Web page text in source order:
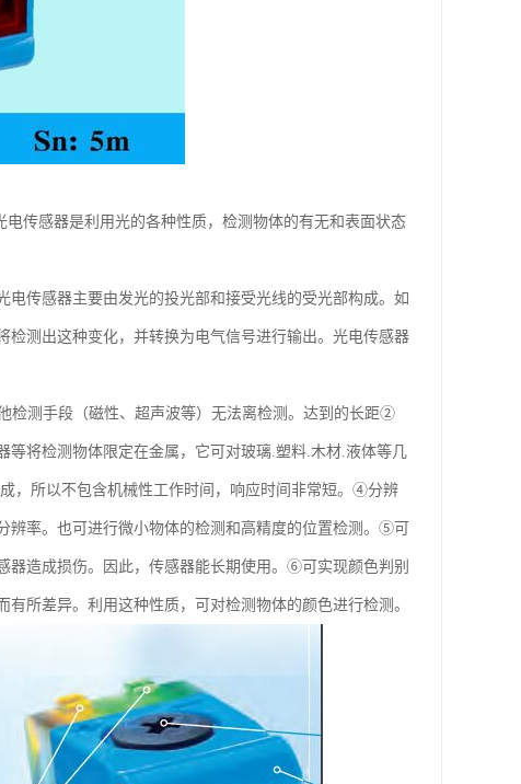
传感器是利用光的各种性质，检测物体的有无和表面状态
电传感器主要由发光的投光部和接受光线的受光部构成。如
测出这种变化，并转换为电气信号进行输出。光电传感器
检测手段（磁性、超声波等）无法离检测。达到的长距②
将检测物体限定在金属，它可对玻璃.塑料.木材.液体等几
，所以不包含机械性工作时间，响应时间非常短。④分辨
率。也可进行微小物体的检测和高精度的位置检测。⑤可
器造成损伤。因此，传感器能长期使用。⑥可实现颜色判别
所差异。利用这种性质，可对检测物体的颜色进行检测。